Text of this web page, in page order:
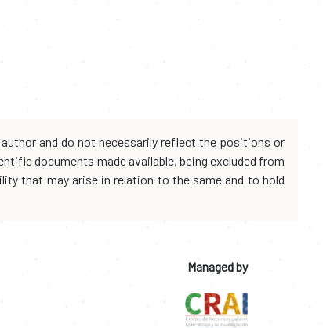
and do not necessarily reflect the positions or
documents made available, being excluded from
that may arise in relation to the same and to hold
Managed by